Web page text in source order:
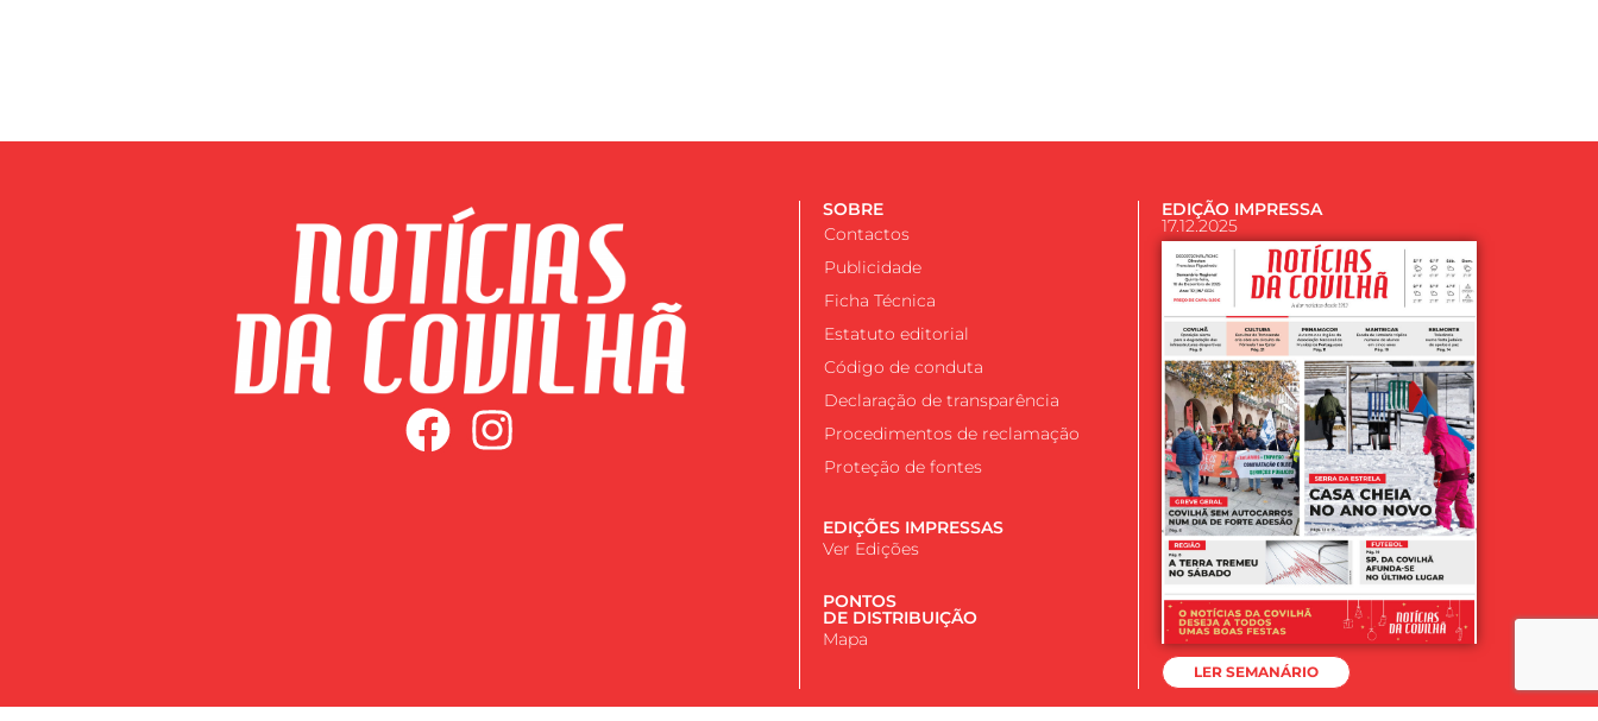
SOBRE
Contactos
Publicidade
Ficha Técnica
Estatuto editorial
Código de conduta
Declaração de transparência
Procedimentos de reclamação
Proteção de fontes
EDIÇÕES IMPRESSAS
Ver Edições
PONTOS
DE DISTRIBUIÇÃO
Mapa
EDIÇÃO IMPRESSA
17.12.2025
LER SEMANÁRIO